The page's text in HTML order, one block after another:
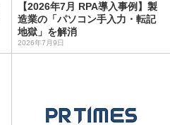
【2026年7月 RPA導入事例】製
造業の「パソコン手入力・転記
地獄」を解消
2026年7月9日